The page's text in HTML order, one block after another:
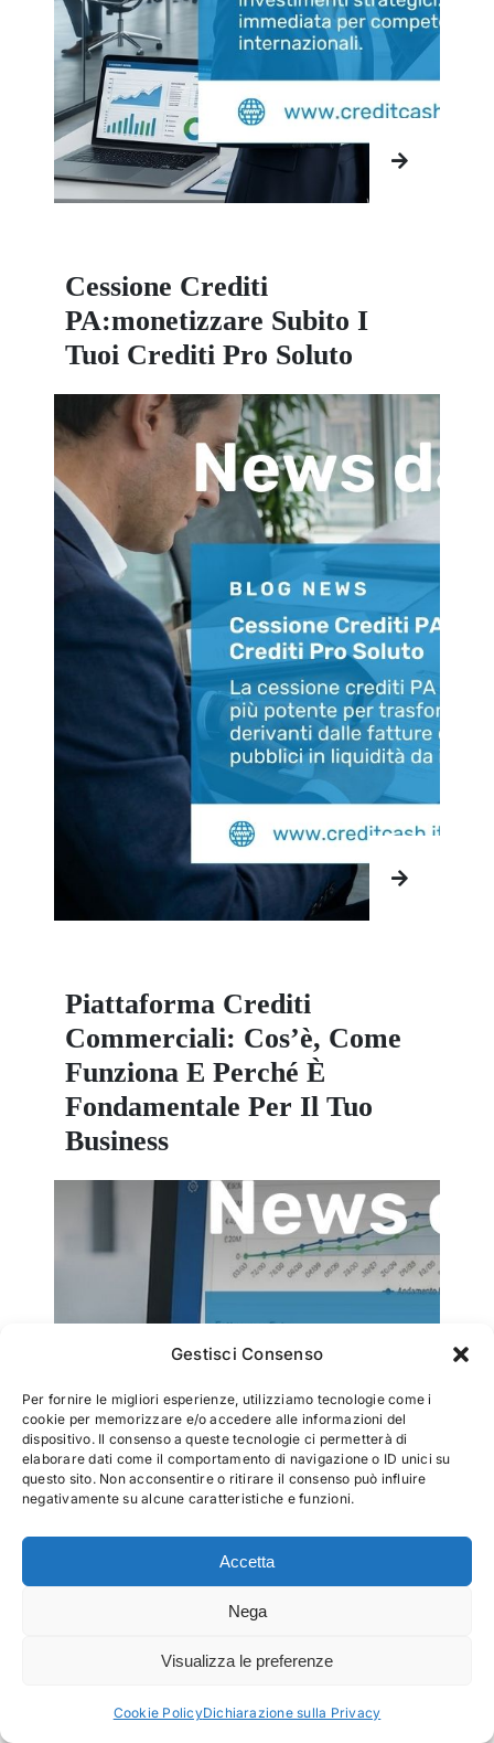
Gestisci Consenso
Per fornire le migliori esperienze, utilizziamo tecnologie come i
cookie per memorizzare e/o accedere alle informazioni del
dispositivo. Il consenso a queste tecnologie ci permetterà di
elaborare dati come il comportamento di navigazione o ID unici su
questo sito. Non acconsentire o ritirare il consenso può influire
negativamente su alcune caratteristiche e funzioni.
Accetta
Nega
Visualizza le preferenze
Cookie PolicyDichiarazione sulla Privacy
Cessione Crediti
PA:monetizzare Subito I
Tuoi Crediti Pro Soluto
Piattaforma Crediti
Commerciali: Cos’è, Come
Funziona E Perché È
Fondamentale Per Il Tuo
Business